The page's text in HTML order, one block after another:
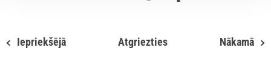
Iepriekšējā Atgriezties Nākamā